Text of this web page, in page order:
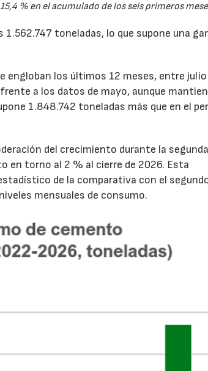
% en el acumulado de los seis primeros
toneladas, lo que supone una
engloban los últimos 12 meses, entre julio
a los datos de mayo, aunque
1.848.742 toneladas más que en el
del crecimiento durante la segunda
en torno al 2 % al cierre de 2026. Esta
de la comparativa con el
mensuales de consumo.